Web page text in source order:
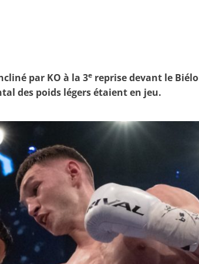
par KO à la 3e reprise devant le
des poids légers étaient en jeu.